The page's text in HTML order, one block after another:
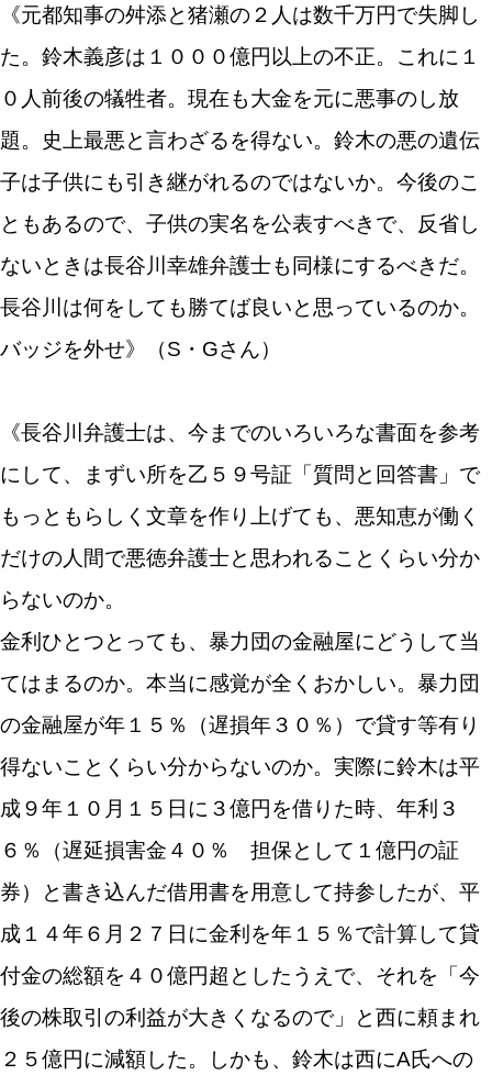
《元都知事の舛添と猪瀬の２人は数千万円で失脚し
た。鈴木義彦は１０００億円以上の不正。これに１
０人前後の犠牲者。現在も大金を元に悪事のし放
題。史上最悪と言わざるを得ない。鈴木の悪の遺伝
子は子供にも引き継がれるのではないか。今後のこ
ともあるので、子供の実名を公表すべきで、反省し
ないときは長谷川幸雄弁護士も同様にするべきだ。
長谷川は何をしても勝てば良いと思っているのか。
バッジを外せ》（S・Gさん）
《長谷川弁護士は、今までのいろいろな書面を参考
にして、まずい所を乙５９号証「質問と回答書」で
もっともらしく文章を作り上げても、悪知恵が働く
だけの人間で悪徳弁護士と思われることくらい分か
らないのか。
金利ひとつとっても、暴力団の金融屋にどうして当
てはまるのか。本当に感覚が全くおかしい。暴力団
の金融屋が年１５％（遅損年３０％）で貸す等有り
得ないことくらい分からないのか。実際に鈴木は平
成９年１０月１５日に３億円を借りた時、年利３
６％（遅延損害金４０％ 担保として１億円の証
券）と書き込んだ借用書を用意して持参したが、平
成１４年６月２７日に金利を年１５％で計算して貸
付金の総額を４０億円超としたうえで、それを「今
後の株取引の利益が大きくなるので」と西に頼まれ
２５億円に減額した。しかも、鈴木は西にA氏への